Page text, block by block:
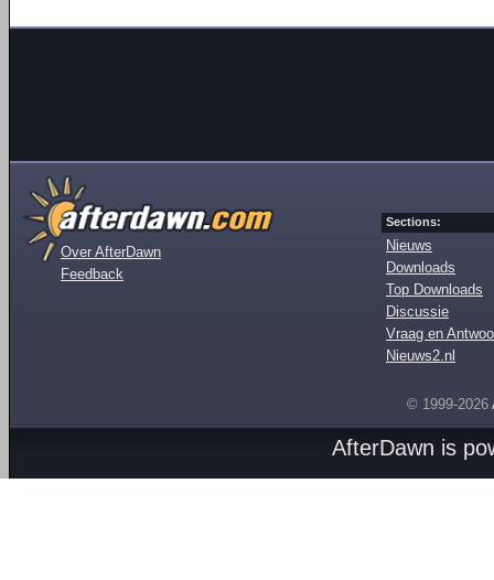
Over AfterDawn
Feedback
Sections:
Nieuws
Downloads
Top Downloads
Discussie
Vraag en
Nieuws2.nl
© 1999-2026
AfterDawn is